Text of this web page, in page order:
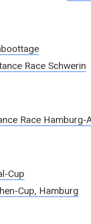
Race Schwerin
Race Hamburg-
Cup
Cup, Hamburg